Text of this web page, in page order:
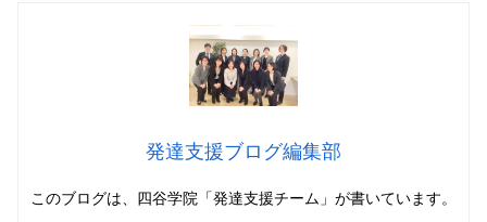
発達支援ブログ編集部
このブログは、四谷学院「発達支援チーム」 が書いています。